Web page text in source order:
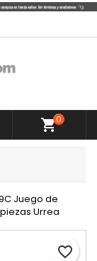
shopping_cart0
Juego de
Urrea
favorite_border
Cancelar
en su
Cancelar